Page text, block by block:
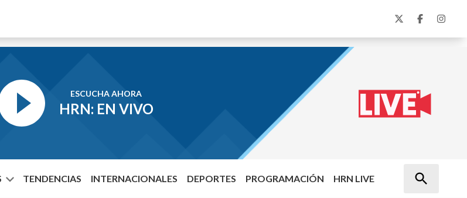
ESCUCHA AHORA
HRN: EN VIVO
TENDENCIAS INTERNACIONALES DEPORTES PROGRAMACIÓN HRN LIVE